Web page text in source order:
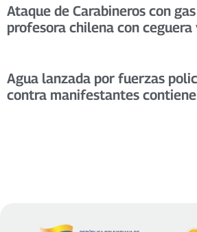
Ataque de Carabineros con
profesora chilena con ceguera
Agua lanzada por fuerzas
contra manifestantes